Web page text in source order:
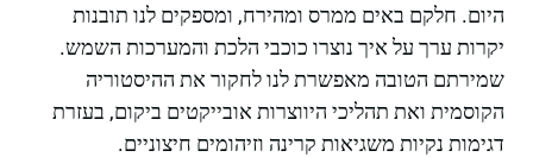
היום. חלקם באים ממרס ומהירח, ומספקים לנו תובנות
יקרות ערך על איך נוצרו כוכבי הלכת והמערכות השמש.
שמירתם הטובה מאפשרת לנו לחקור את ההיסטוריה
הקוסמית ואת תהליכי היווצרות אובייקטים ביקום, בעזרת
דגימות נקיות משגיאות קרינה וזיהומים חיצוניים.